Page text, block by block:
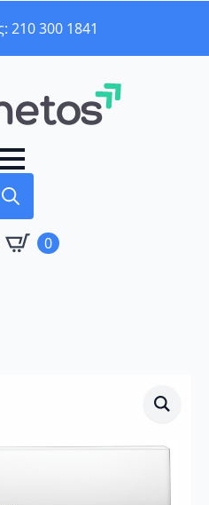
210 300 1841
0